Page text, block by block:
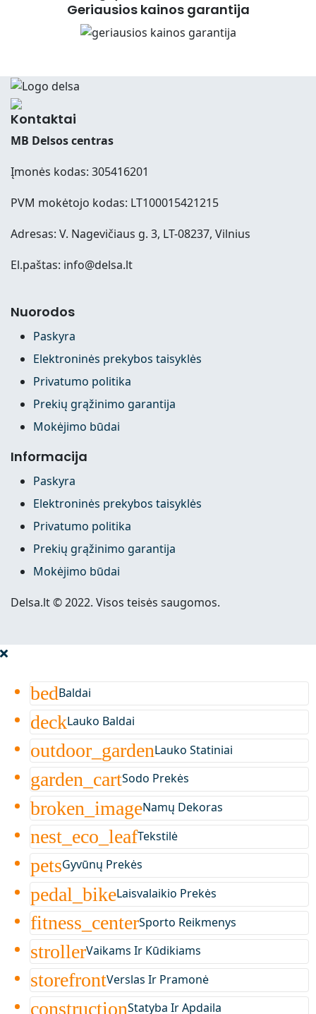
Geriausios kainos garantija
Kontaktai
MB Delsos centras
Įmonės kodas: 305416201
PVM mokėtojo kodas: LT100015421215
Adresas: V. Nagevičiaus g. 3, LT-08237, Vilnius
El.paštas: info@delsa.lt
Nuorodos
Paskyra
Elektroninės prekybos taisyklės
Privatumo politika
Prekių grąžinimo garantija
Mokėjimo būdai
Informacija
Paskyra
Elektroninės prekybos taisyklės
Privatumo politika
Prekių grąžinimo garantija
Mokėjimo būdai
Delsa.lt © 2022. Visos teisės saugomos.
bedBaldai
deckLauko Baldai
outdoor_gardenLauko Statiniai
garden_cartSodo Prekės
broken_imageNamų Dekoras
nest_eco_leafTekstilė
petsGyvūnų Prekės
pedal_bikeLaisvalaikio Prekės
fitness_centerSporto Reikmenys
strollerVaikams Ir Kūdikiams
storefrontVerslas Ir Pramonė
constructionStatyba Ir Apdaila